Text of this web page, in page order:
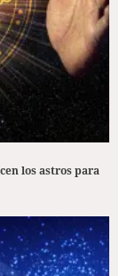
los astros para